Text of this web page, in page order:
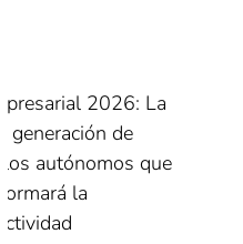
2026: La
generación de
autónomos que
la